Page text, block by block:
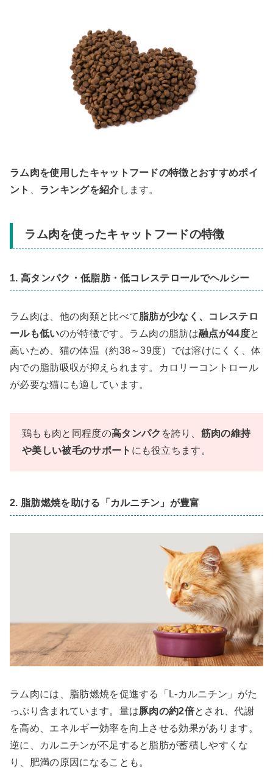
ラム肉を使用したキャットフードの特徴とおすすめポイ
ント
ランキングを紹介 します。
ラム肉を使ったキャットフードの特徴
1. 高タンパク・低脂肪・低コレステロールでヘルシー
ラム肉は、他の肉類と比べて脂肪が少なく、コレステロ
ールも低いのが特徴です。ラム肉の脂肪は融点が44度と
高いため、猫の体温（約38～39度）では溶けにくく、体
内での脂肪吸収が抑えられます。カロリーコントロール
が必要な猫にも適しています。
鶏もも肉と同程度の高タンパク を誇り、 筋肉の維持
や美しい被毛のサポート にも役立ちます。
2. 脂肪燃焼を助ける「カルニチン」が豊富
ラム肉には、脂肪燃焼を促進する「L-カルニチン」がた
っぷり含まれています。量は豚肉の約2倍とされ、代謝
を高め、エネルギー効率を向上させる効果があります。
逆に、カルニチンが不足すると脂肪が蓄積しやすくな
り、肥満の原因になることも。